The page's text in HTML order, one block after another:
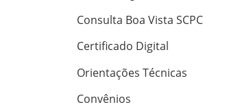
Consulta Boa Vista SCPC
Certificado Digital
Orientações Técnicas
Convênios